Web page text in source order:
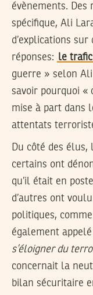
évènements. Des
spécifique, Ali
d’explications
réponses: le
guerre » selon Ali
savoir pourquoi «
mise à part dans
attentats
Du côté des
certains ont
qu’il était en
d’autres ont
politiques,
également
s’éloigner du
concernait la
bilan sécuritaire